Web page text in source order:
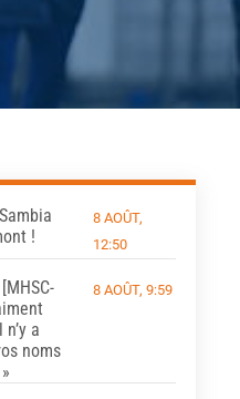
!
8 AOÛT,
12:50
a
noms
8 AOÛT, 9:59